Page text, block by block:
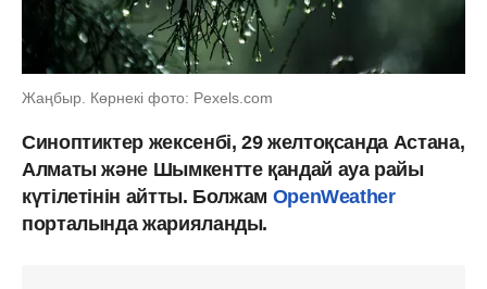
Жаңбыр. Көрнекі фото: Рexels.com
Синоптиктер жексенбі, 29 желтоқсанда Астана,
Алматы және Шымкентте қандай ауа райы
күтілетінін айтты. Болжам OpenWeather
порталында жарияланды.